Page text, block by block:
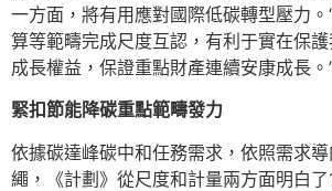
一方面，將有用應對國際低碳轉型壓力。
算等範疇完成尺度互認，有利于實在保
成長權益，保證重點財產連續安康成長。
緊扣節能降碳重點範疇發力
依據碳達峰碳中和任務需求，依照需求
繩，《計劃》從尺度和計量兩方面明白了